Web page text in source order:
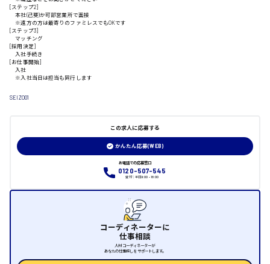
山口県
大竹市
三原市
日給制すべて
[ステップ2]
本社(己斐)か可部営業所で面接
※遠方の方は最寄りのファミレスでもOKです
[ステップ3]
マッチング
[採用決定]
入社手続き
[お仕事開始]
入社
※入社当日は担当も同行します
SEIZO01
この求人に応募する
かんたん応募(WEB)
お電話での応募窓口
0120-507-545
受付：平日9:00 - 18:00
コーディネーターに
仕事相談
人材コーディネーターが
あなたの仕事探しをサポートします。